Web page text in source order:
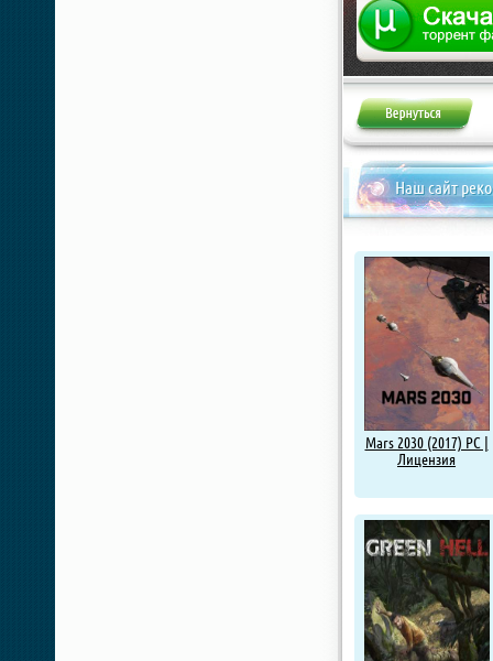
Наш сайт
Mars 2030 (2017) PC |
Лицензия